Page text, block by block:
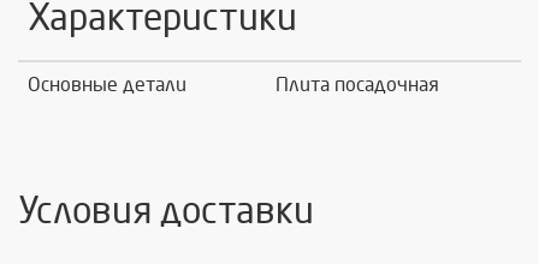
Характеристики
Основные детали Плита посадочная
Условия доставки